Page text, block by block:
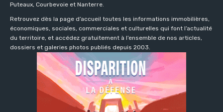
Puteaux, Courbevoie et Nanterre.
Retrouvez dès la page d’accueil toutes les informations immobilières,
économiques, sociales, commerciales et culturelles qui font l’actualité
du territoire, et accédez gratuitement à l’ensemble de nos articles,
dossiers et galeries photos publiés depuis 2003.